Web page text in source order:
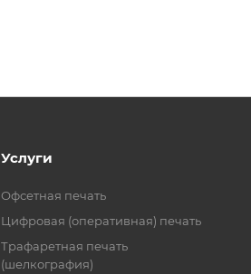
Услуги
Офсетная печать
Цифровая (оперативная) печать
Трафаретная печать
(шелкография)